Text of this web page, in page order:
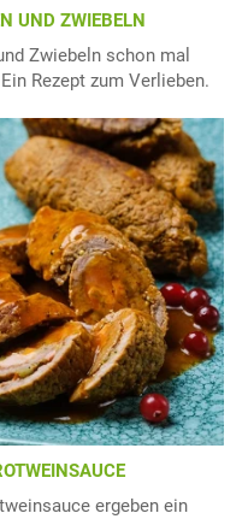
UND ZWIEBELN
Zwiebeln schon mal
Rezept zum Verlieben.
ergeben ein